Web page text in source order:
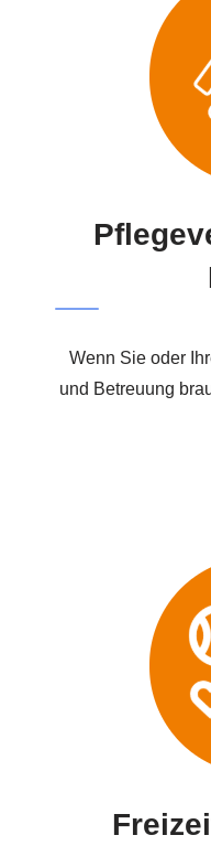
Wenn Sie oder
und Betreuung